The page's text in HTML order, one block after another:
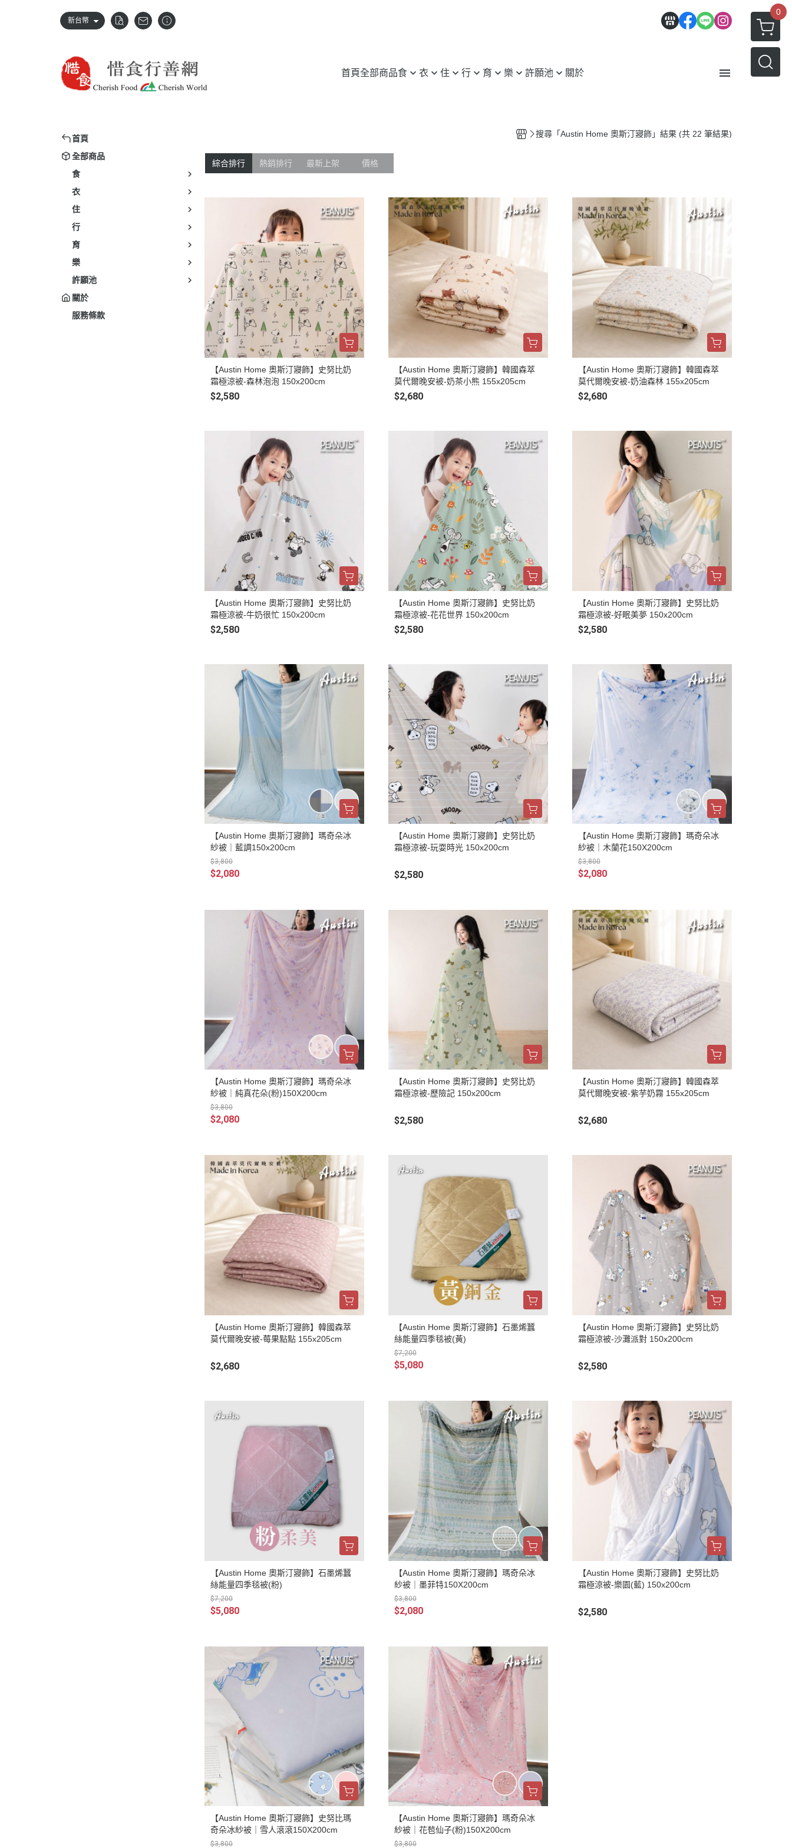
新台幣
0
首頁全部商品食
蛋糕 / 甜點
飲料 / 零食
冷凍 / 生鮮
其他
衣
運動服
其他
住
居家裝飾
修繕 / 建材
其他
行 育
實體 / 線上課程
其他
樂 許願池 關於
首頁
全部商品
食
衣
住
行
育
樂
許願池
關於
服務條款
搜尋「Austin Home 奧斯汀寢飾」結果 (共 22 筆結果)
綜合排行 熱銷排行 最新上架 價格
【Austin Home 奧斯汀寢飾】史努比奶
霜極涼被-森林泡泡 150x200cm
$2,580
【Austin Home 奧斯汀寢飾】韓國森萃
莫代爾晚安被-奶茶小熊 155x205cm
$2,680
【Austin Home 奧斯汀寢飾】韓國森萃
莫代爾晚安被-奶油森林 155x205cm
$2,680
【Austin Home 奧斯汀寢飾】史努比奶
霜極涼被-牛奶很忙 150x200cm
$2,580
【Austin Home 奧斯汀寢飾】史努比奶
霜極涼被-花花世界 150x200cm
$2,580
【Austin Home 奧斯汀寢飾】史努比奶
霜極涼被-好眠美夢 150x200cm
$2,580
【Austin Home 奧斯汀寢飾】瑪奇朵冰
紗被｜藍調150x200cm
$3,800
$2,080
【Austin Home 奧斯汀寢飾】史努比奶
霜極涼被-玩耍時光 150x200cm
$2,580
【Austin Home 奧斯汀寢飾】瑪奇朵冰
紗被｜木蘭花150X200cm
$3,800
$2,080
【Austin Home 奧斯汀寢飾】瑪奇朵冰
紗被｜純真花朵(粉)150X200cm
$3,800
$2,080
【Austin Home 奧斯汀寢飾】史努比奶
霜極涼被-歷險記 150x200cm
$2,580
【Austin Home 奧斯汀寢飾】韓國森萃
莫代爾晚安被-紫芋奶霧 155x205cm
$2,680
【Austin Home 奧斯汀寢飾】韓國森萃
莫代爾晚安被-莓果點點 155x205cm
$2,680
【Austin Home 奧斯汀寢飾】石墨烯蠶
絲能量四季毯被(黃)
$7,200
$5,080
【Austin Home 奧斯汀寢飾】史努比奶
霜極涼被-沙灘派對 150x200cm
$2,580
【Austin Home 奧斯汀寢飾】石墨烯蠶
絲能量四季毯被(粉)
$7,200
$5,080
【Austin Home 奧斯汀寢飾】瑪奇朵冰
紗被｜墨菲特150X200cm
$3,800
$2,080
【Austin Home 奧斯汀寢飾】史努比奶
霜極涼被-樂園(藍) 150x200cm
$2,580
【Austin Home 奧斯汀寢飾】史努比瑪
奇朵冰紗被｜雪人滾滾150X200cm
$3,800
【Austin Home 奧斯汀寢飾】瑪奇朵冰
紗被｜花苞仙子(粉)150X200cm
$3,800